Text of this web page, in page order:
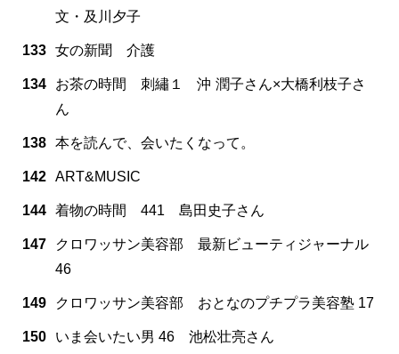
文・及川夕子
133 女の新聞 介護
134
お茶の時間 刺繡１ 沖 潤子さん×大橋利枝子さ
ん
138 本を読んで、会いたくなって。
142 ART&MUSIC
144 着物の時間 441 島田史子さん
147
クロワッサン美容部 最新ビューティジャーナル
46
149 クロワッサン美容部 おとなのプチプラ美容塾 17
150 いま会いたい男 46 池松壮亮さん